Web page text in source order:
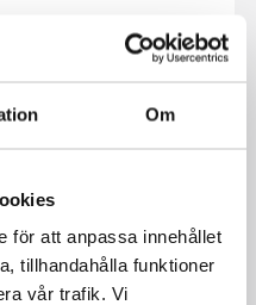
Om
för att anpassa innehållet
tillhandahålla funktioner
vår trafik. Vi
/ 16 timmar av).